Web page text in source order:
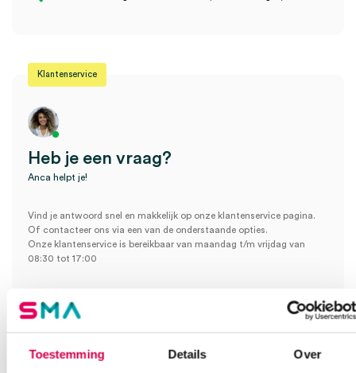
Toestemming Details Over
Klantenservice
Heb je een vraag?
Anca helpt je!
Vind je antwoord snel en makkelijk op onze klantenservice pagina.
Of contacteer ons via een van de onderstaande opties.
Onze klantenservice is bereikbaar van maandag t/m vrijdag van
08:30 tot 17:00
Bel Anca